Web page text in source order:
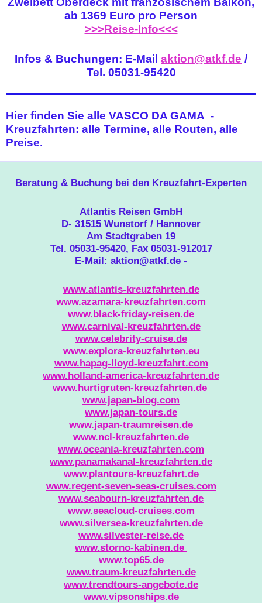
ab 1369 Euro pro Person
>>>Reise-Info<<<
Infos & Buchungen: E-Mail aktion@atkf.de /
Tel. 05031-95420
Hier finden Sie alle VASCO DA GAMA -
Kreuzfahrten: alle Termine, alle Routen, alle
Preise.
Beratung & Buchung bei den Kreuzfahrt-Experten
Atlantis Reisen GmbH
D- 31515 Wunstorf / Hannover
Am Stadtgraben 19
Tel. 05031-95420, Fax 05031-912017
E-Mail: aktion@atkf.de -
www.atlantis-kreuzfahrten.de
www.azamara-kreuzfahrten.com
www.black-friday-reisen.de
www.carnival-kreuzfahrten.de
www.celebrity-cruise.de
www.explora-kreuzfahrten.eu
www.hapag-lloyd-kreuzfahrt.com
www.holland-america-kreuzfahrten.de
www.hurtigruten-kreuzfahrten.de
www.japan-blog.com
www.japan-tours.de
www.japan-traumreisen.de
www.ncl-kreuzfahrten.de
www.oceania-kreuzfahrten.com
www.panamakanal-kreuzfahrten.de
www.plantours-kreuzfahrt.de
www.regent-seven-seas-cruises.com
www.seabourn-kreuzfahrten.de
www.seacloud-cruises.com
www.silversea-kreuzfahrten.de
www.silvester-reise.de
www.storno-kabinen.de
www.top65.de
www.traum-kreuzfahrten.de
www.trendtours-angebote.de
www.vipsonships.de